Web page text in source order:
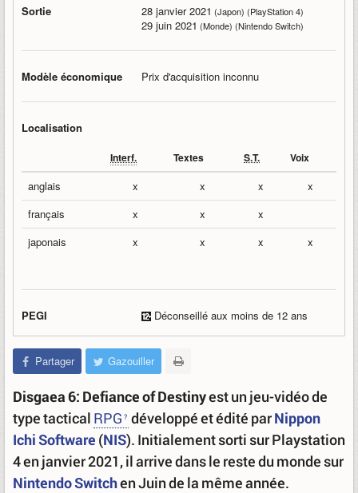
Sortie
28 janvier 2021 (Japon) (PlayStation 4)
29 juin 2021 (Monde) (Nintendo Switch)
Modèle économique Prix d'acquisition inconnu
Localisation
Interf. Textes S.T. Voix
anglais x x x
x
français
x x
x
japonais
x x x x
PEGI Déconseillé aux moins de 12 ans
Partager Gazouiller
Disgaea 6: Defiance of Destinyest un jeu-vidéo de
type tactical RPG développé et édité parNippon
Ichi Software (NIS). Initialement sorti sur Playstation
4 en janvier 2021, il arrive dans le reste du monde sur
Nintendo Switchen Juin de la même année.